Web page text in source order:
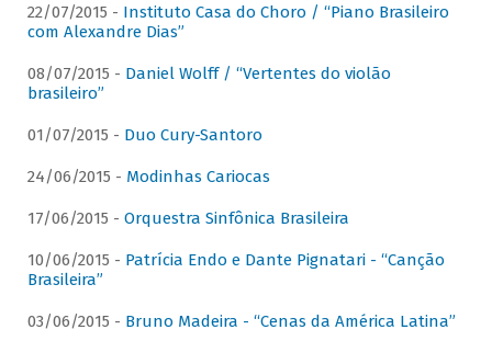
22/07/2015 - Instituto Casa do Choro / “Piano Brasileiro
com Alexandre Dias”
08/07/2015 - Daniel Wolff / “Vertentes do violão
brasileiro”
01/07/2015 - Duo Cury-Santoro
24/06/2015 - Modinhas Cariocas
17/06/2015 - Orquestra Sinfônica Brasileira
10/06/2015 - Patrícia Endo e Dante Pignatari - “Canção
Brasileira”
03/06/2015 - Bruno Madeira - “Cenas da América Latina”